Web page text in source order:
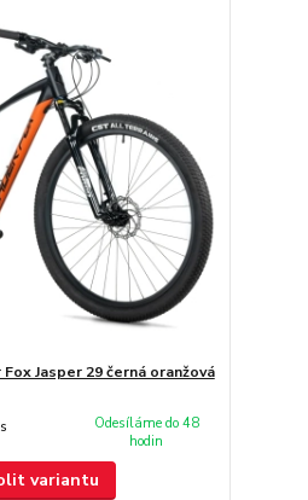
Jasper 29 černá oranžová
Odesíláme do 48
hodin
variantu